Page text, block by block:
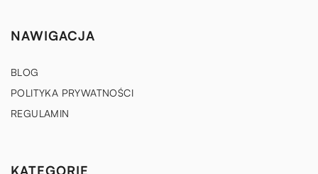
NAWIGACJA
BLOG
POLITYKA PRYWATNOŚCI
REGULAMIN
KATEGORIE